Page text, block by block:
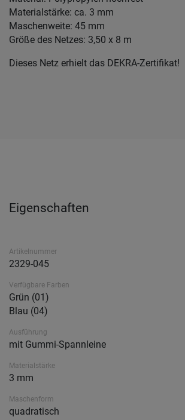
Materialstärke: ca. 3 mm
Maschenweite: 45 mm
Größe des Netzes: 3,50 x 8 m
Dieses Netz erhielt das DEKRA-Zertifikat!
Eigenschaften
Artikelnummer
2329-045
Verfügbare Farben
Grün (01)
Blau (04)
Ausführung
mit Gummi-Spannleine
Materialstärke
3 mm
Maschenform
quadratisch